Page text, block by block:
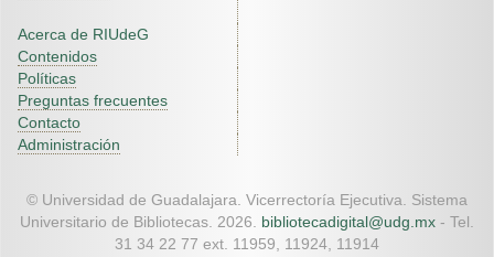
Acerca de RIUdeG
Contenidos
Políticas
Preguntas frecuentes
Contacto
Administración
© Universidad de Guadalajara. Vicerrectoría Ejecutiva. Sistema
Universitario de Bibliotecas. 2026. bibliotecadigital@udg.mx - Tel.
31 34 22 77 ext. 11959, 11924, 11914